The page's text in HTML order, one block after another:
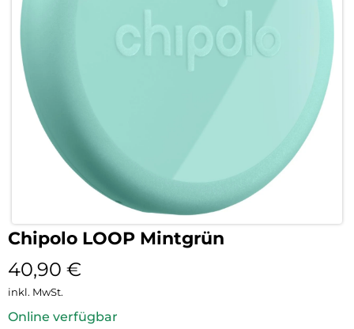
Chipolo LOOP Mintgrün
40,90 €
inkl. MwSt.
Online verfügbar